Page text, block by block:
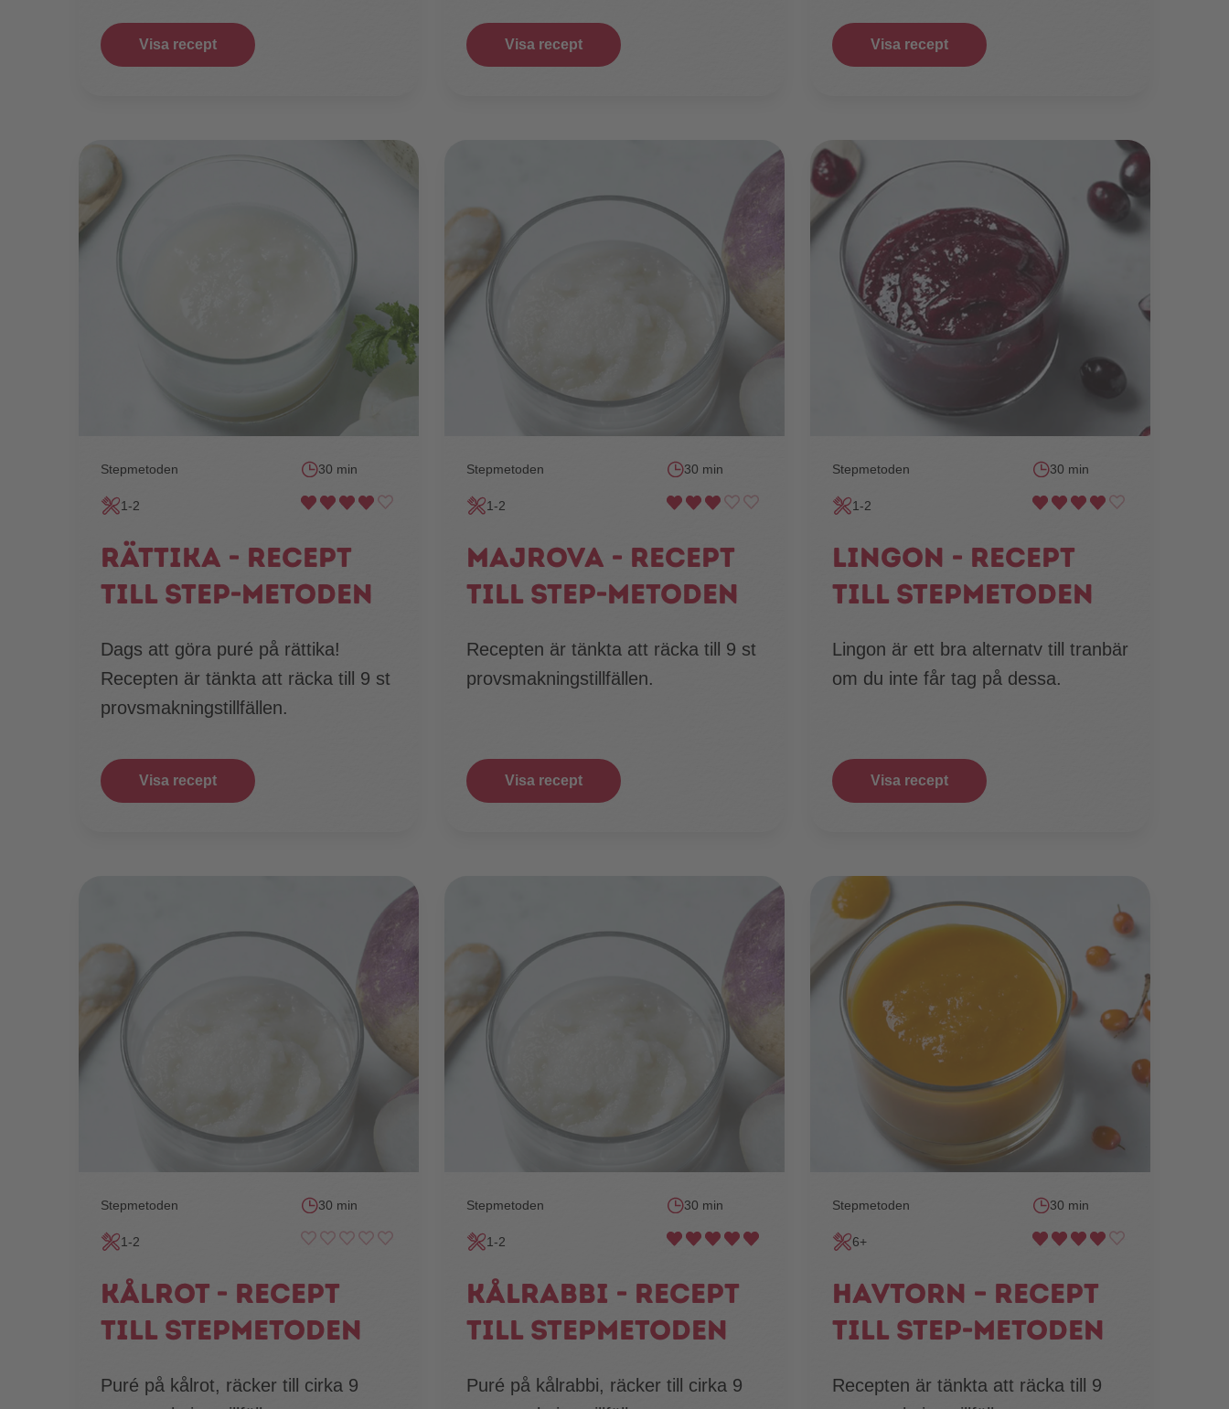
Visa recept Visa recept Visa recept
Stepmetoden 30 min
1-2
Rättika - recept
till step-metoden
Dags att göra puré på rättika!
Recepten är tänkta att räcka till 9 st
provsmakningstillfällen.
Visa recept
Stepmetoden 30 min
1-2
Majrova - recept
till step-metoden
Recepten är tänkta att räcka till 9 st
provsmakningstillfällen.
Visa recept
Stepmetoden 30 min
1-2
Lingon - recept
till stepmetoden
Lingon är ett bra alternatv till tranbär
om du inte får tag på dessa.
Visa recept
Stepmetoden 30 min
1-2
Kålrot - recept
till stepmetoden
Puré på kålrot, räcker till cirka 9
Stepmetoden 30 min
1-2
Kålrabbi - recept
till stepmetoden
Puré på kålrabbi, räcker till cirka 9
Stepmetoden 30 min
6+
Havtorn – recept
till STEP-metoden
Recepten är tänkta att räcka till 9